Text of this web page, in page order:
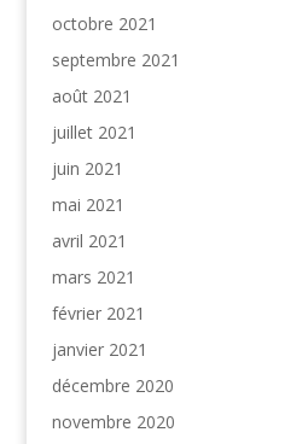
octobre 2021
septembre 2021
août 2021
juillet 2021
juin 2021
mai 2021
avril 2021
mars 2021
février 2021
janvier 2021
décembre 2020
novembre 2020